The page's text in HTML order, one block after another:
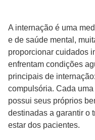
A internação é uma
e de saúde mental,
proporcionar cuidados
enfrentam condições
principais de
compulsória. Cada
possui seus próprios
destinadas a garantir o
estar dos pacientes.